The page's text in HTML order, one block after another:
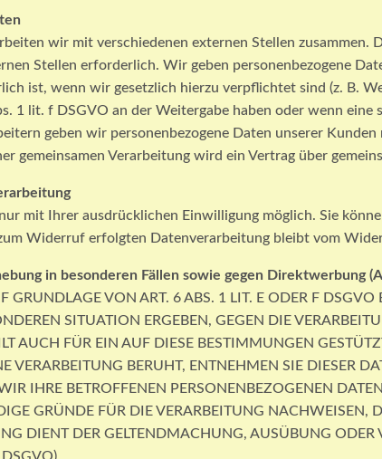
wir mit verschiedenen externen Stellen
Stellen erforderlich. Wir geben personenbezogene
ist, wenn wir gesetzlich hierzu verpflichtet sind (z. B.
1 lit. f DSGVO an der Weitergabe haben oder wenn eine
geben wir personenbezogene Daten unserer
gemeinsamen Verarbeitung wird ein Vertrag über
mit Ihrer ausdrücklichen Einwilligung möglich. Sie
Widerruf erfolgten Datenverarbeitung bleibt vom
in besonderen Fällen sowie gegen Direktwerbung
VON ART. 6 ABS. 1 LIT. E ODER F DSGVO
SITUATION ERGEBEN, GEGEN DIE
AUCH FÜR EIN AUF DIESE BESTIMMUNGEN
VERARBEITUNG BERUHT, ENTNEHMEN SIE DIESER
IHRE BETROFFENEN PERSONENBEZOGENEN
GRÜNDE FÜR DIE VERARBEITUNG NACHWEISEN,
DIENT DER GELTENDMACHUNG, AUSÜBUNG